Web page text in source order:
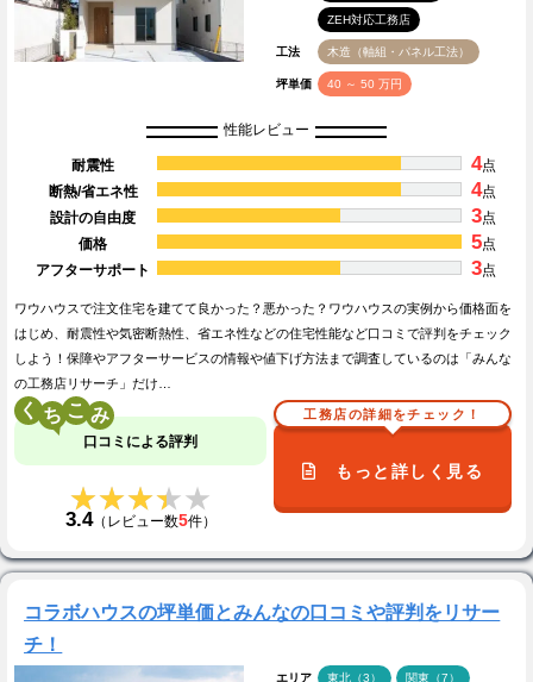
ZEH対応工務店
工法 木造（軸組・パネル工法）
坪単価 40 ～ 50 万円
性能レビュー
耐震性 4点
断熱/省エネ性
4点
設計の自由度
3点
価格
5点
アフターサポート
3点
ワウハウスで注文住宅を建てて良かった？悪かった？ワウハウスの実例から価格面を
はじめ、耐震性や気密断熱性、省エネ性などの住宅性能など口コミで評判をチェック
しよう！保障やアフターサービスの情報や値下げ方法まで調査しているのは「みんな
の工務店リサーチ」だけ…
く こ
口コミによる評判
★★★★★
★★★★★
3.4（レビュー数5件）
工務店の詳細をチェック！
もっと詳しく見る
コラボハウスの坪単価とみんなの口コミや評判をリサー
チ！
エリア 東北（3） 関東（7）